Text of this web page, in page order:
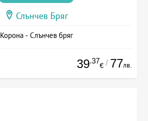
Слънчев Бряг
Корона - Слънчев бряг
39.37
€ / 77лв.